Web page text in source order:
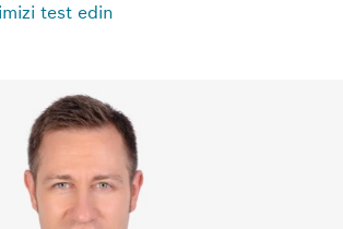
test edin